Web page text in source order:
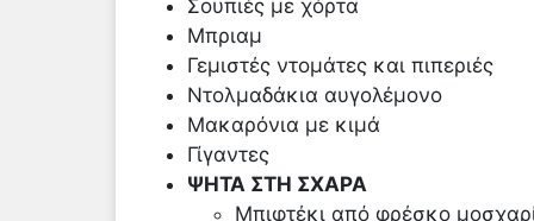
Σουπιές με χόρτα
Μπριαμ
Γεμιστές ντομάτες και πιπεριές
Ντολμαδάκια αυγολέμονο
Μακαρόνια με κιμά
Γίγαντες
ΨΗΤΑ ΣΤΗ ΣΧΑΡΑ
Μπιφτέκι από φρέσκο